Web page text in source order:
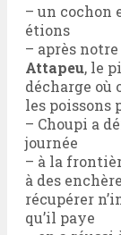
– un cochon
étions
– après
Attapeu, le
décharge où
les poissons
– Choupi a
journée
– à la
à des
récupérer
qu’il paye